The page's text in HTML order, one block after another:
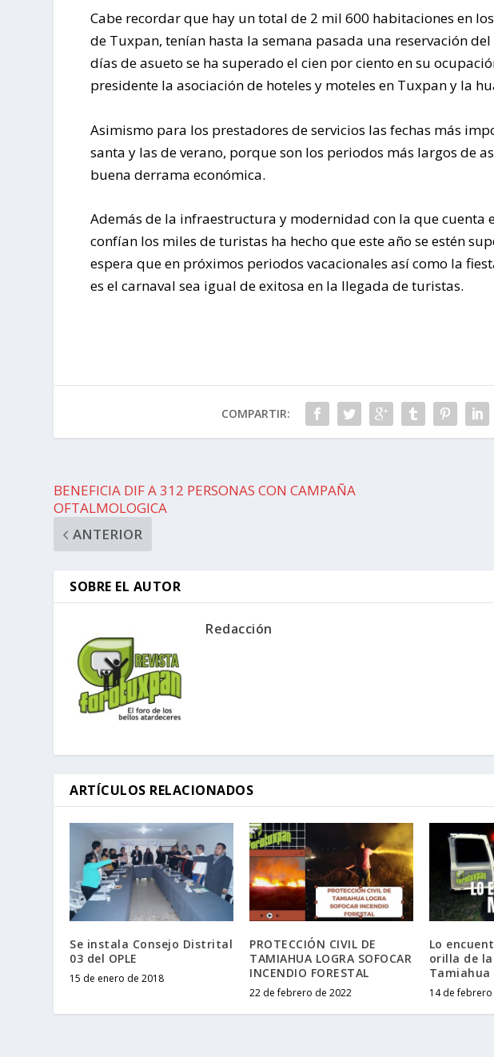
Cabe recordar que hay un total de 2 mil 600 habitaciones en
de Tuxpan, tenían hasta la semana pasada una reservación
días de asueto se ha superado el cien por ciento en su
presidente la asociación de hoteles y moteles en Tuxpan y la
Asimismo para los prestadores de servicios las fechas más
santa y las de verano, porque son los periodos más largos de
buena derrama económica.
Además de la infraestructura y modernidad con la que cuenta
confían los miles de turistas ha hecho que este año se estén
espera que en próximos periodos vacacionales así como la
es el carnaval sea igual de exitosa en la llegada de turistas.
COMPARTIR:
BENEFICIA DIF A 312 PERSONAS CON CAMPAÑA
OFTALMOLOGICA
ANTERIOR
SOBRE EL AUTOR
Redacción
ARTÍCULOS RELACIONADOS
Se instala Consejo Distrital
03 del OPLE
15 de enero de 2018
PROTECCIÓN CIVIL DE
TAMIAHUA LOGRA SOFOCAR
INCENDIO FORESTAL
22 de febrero de 2022
Lo
orilla de
Tamiahua
14 de